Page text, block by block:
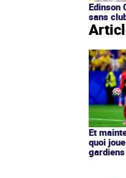
Edinson
sans
Et
quoi
gardiens